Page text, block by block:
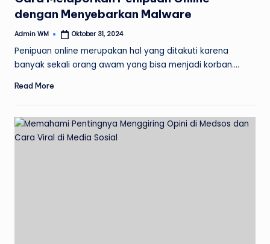
dengan Menyebarkan Malware
Posted
Admin WM Oktober 31, 2024
Penipuan online merupakan hal yang ditakuti karena
banyak sekali orang awam yang bisa menjadi korban.…
Read More